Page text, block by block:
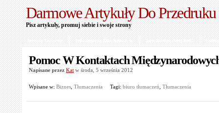
Darmowe Artykuły Do Przedruku
Pisz artykuły, promuj siebie i swoje strony
Pomoc W Kontaktach
Napisane przez Kat w środa, 5 września 2012
Wpisane w: Biznes Tłumaczenia Tagi: biuro tłumaczeń Tłumaczenia